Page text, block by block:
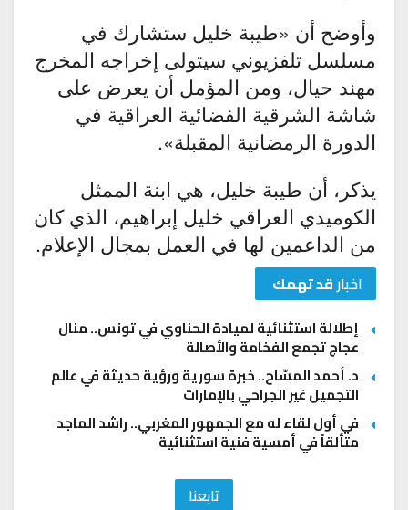
وأوضح أن «طيبة خليل ستشارك في
مسلسل تلفزيوني سيتولى إخراجه المخرج
مهند حيال، ومن المؤمل أن يعرض على
شاشة الشرقية الفضائية العراقية في
الدورة الرمضانية المقبلة».
يذكر، أن طيبة خليل، هي ابنة الممثل
الكوميدي العراقي خليل إبراهيم، الذي كان
من الداعمين لها في العمل بمجال الإعلام.
اخبارقد تهمك
إطلالة استثنائية لميادة الحناوي في تونس.. منال
عجاج تجمع الفخامة والأصالة
د. أحمد المسّاح.. خبرة سورية ورؤية حديثة في عالم
التجميل غير الجراحي بالإمارات
في أول لقاء له مع الجمهور المغربي.. راشد الماجد
متألقاً في أمسية فنية استثنائية
تابعنا